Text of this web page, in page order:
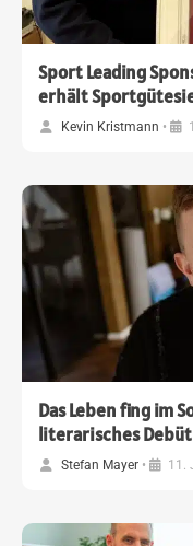
Sport Leading
erhält
Kevin Kristmann •
Das Leben fing im
literarisches
Stefan Mayer • 11.